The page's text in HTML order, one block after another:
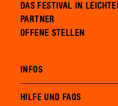
DAS FESTIVAL IN
PARTNER
OFFENE STELLEN
INFOS
HILFE UND FAQS